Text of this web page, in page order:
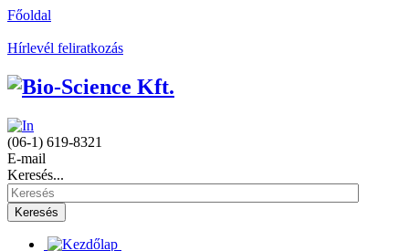
Főoldal
Hírlevél feliratkozás
(06-1) 619-8321
E-mail
Keresés...
Keresés